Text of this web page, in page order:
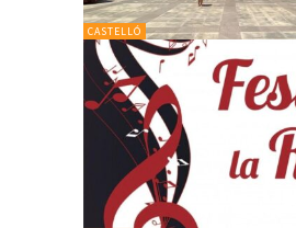
CASTELLÓ